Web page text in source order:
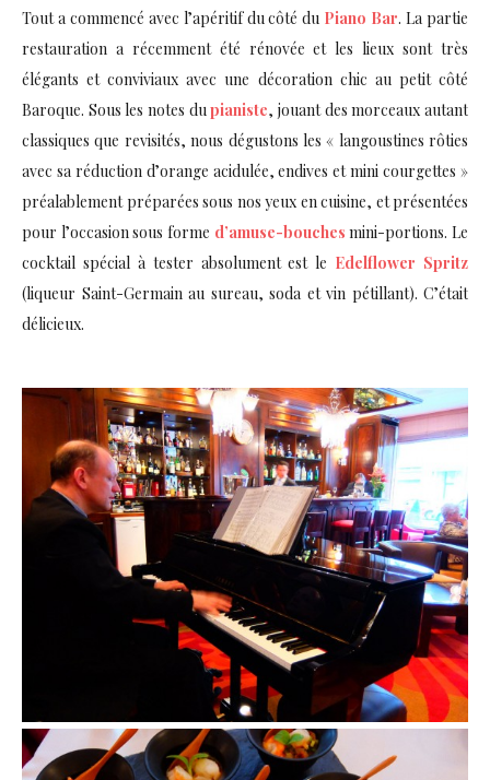
Tout a commencé avec l’apéritif du côté du Piano Bar. La partie
restauration a récemment été rénovée et les lieux sont très
élégants et conviviaux avec une décoration chic au petit côté
Baroque. Sous les notes dupianiste, jouant des morceaux autant
classiques que revisités, nous dégustons les « langoustines rôties
avec sa réduction d’orange acidulée, endives et mini courgettes »
préalablement préparées sous nos yeux en cuisine, et présentées
pour l’occasion sous forme d’amuse-bouches mini-portions. Le
cocktail spécial à tester absolument est le Edelflower Spritz
(liqueur Saint-Germain au sureau, soda et vin pétillant). C’était
délicieux.